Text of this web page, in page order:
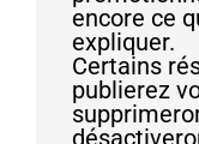
encore ce
expliquer.
Certains
publierez